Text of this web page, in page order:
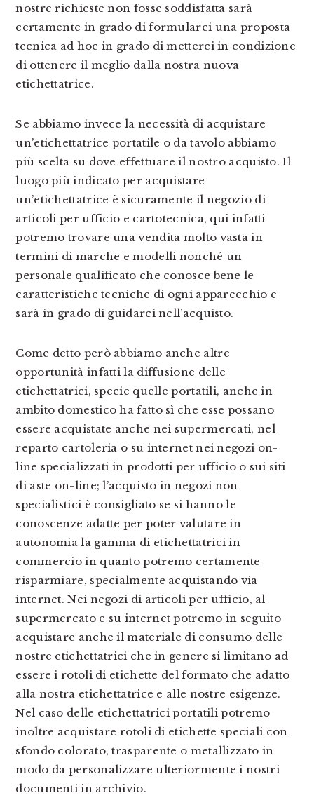
nostre richieste non fosse soddisfatta sarà
certamente in grado di formularci una proposta
tecnica ad hoc in grado di metterci in condizione
di ottenere il meglio dalla nostra nuova
etichettatrice.
Se abbiamo invece la necessità di acquistare
un’etichettatrice portatile o da tavolo abbiamo
più scelta su dove effettuare il nostro acquisto. Il
luogo più indicato per acquistare
un’etichettatrice è sicuramente il negozio di
articoli per ufficio e cartotecnica, qui infatti
potremo trovare una vendita molto vasta in
termini di marche e modelli nonché un
personale qualificato che conosce bene le
caratteristiche tecniche di ogni apparecchio e
sarà in grado di guidarci nell’acquisto.
Come detto però abbiamo anche altre
opportunità infatti la diffusione delle
etichettatrici, specie quelle portatili, anche in
ambito domestico ha fatto sì che esse possano
essere acquistate anche nei supermercati, nel
reparto cartoleria o su internet nei negozi on-
line specializzati in prodotti per ufficio o sui siti
di aste on-line; l’acquisto in negozi non
specialistici è consigliato se si hanno le
conoscenze adatte per poter valutare in
autonomia la gamma di etichettatrici in
commercio in quanto potremo certamente
risparmiare, specialmente acquistando via
internet. Nei negozi di articoli per ufficio, al
supermercato e su internet potremo in seguito
acquistare anche il materiale di consumo delle
nostre etichettatrici che in genere si limitano ad
essere i rotoli di etichette del formato che adatto
alla nostra etichettatrice e alle nostre esigenze.
Nel caso delle etichettatrici portatili potremo
inoltre acquistare rotoli di etichette speciali con
sfondo colorato, trasparente o metallizzato in
modo da personalizzare ulteriormente i nostri
documenti in archivio.